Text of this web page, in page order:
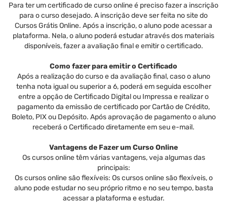
Para ter um certificado de curso online é preciso fazer a inscrição
para o curso desejado. A inscrição deve ser feita no site do
Cursos Grátis Online. Após a inscrição, o aluno pode acessar a
plataforma. Nela, o aluno poderá estudar através dos materiais
disponíveis, fazer a avaliação final e emitir o certificado.
Como fazer para emitir o Certificado
Após a realização do curso e da avaliação final, caso o aluno
tenha nota igual ou superior a 6, poderá em seguida escolher
entre a opção de Certificado Digital ou Impressa e realizar o
pagamento da emissão de certificado por Cartão de Crédito,
Boleto, PIX ou Depósito. Após aprovação de pagamento o aluno
receberá o Certificado diretamente em seu e-mail.
Vantagens de Fazer um Curso Online
Os cursos online têm várias vantagens, veja algumas das
principais:
Os cursos online são flexíveis: Os cursos online são flexíveis, o
aluno pode estudar no seu próprio ritmo e no seu tempo, basta
acessar a plataforma e estudar.